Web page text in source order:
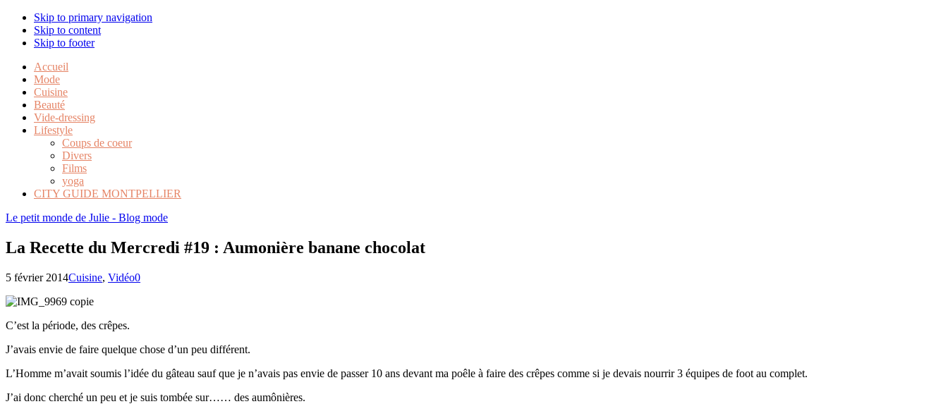
Skip to primary navigation
Skip to content
Skip to footer
Accueil
Mode
Cuisine
Beauté
Vide-dressing
Lifestyle
Coups de coeur
Divers
Films
yoga
CITY GUIDE MONTPELLIER
Le petit monde de Julie - Blog mode
La Recette du Mercredi #19 : Aumonière banane chocolat
5 février 2014Cuisine, Vidéo0
C’est la période, des crêpes.
J’avais envie de faire quelque chose d’un peu différent.
L’Homme m’avait soumis l’idée du gâteau sauf que je n’avais pas envie de passer 10 ans devant ma poêle à faire des crêpes comme si je devais nourrir 3 équipes de foot au complet.
J’ai donc cherché un peu et je suis tombée sur…… des aumônières.